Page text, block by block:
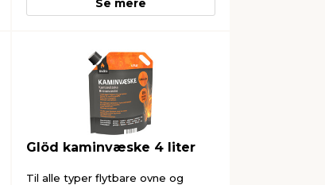
Se mere
Glöd kaminvæske 4 liter
Til alle typer flytbare ovne og